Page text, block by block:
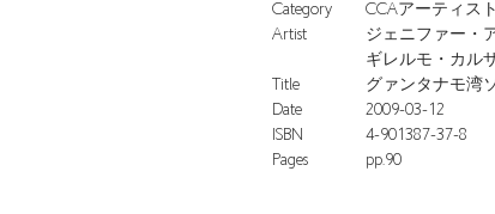
Category CCAアーティスト
Artist
ジェニファー・ア
ギレルモ・カルザ
Title
グァンタナモ湾ソ
Date
2009-03-12
ISBN
4-901387-37-8
Pages
pp.90